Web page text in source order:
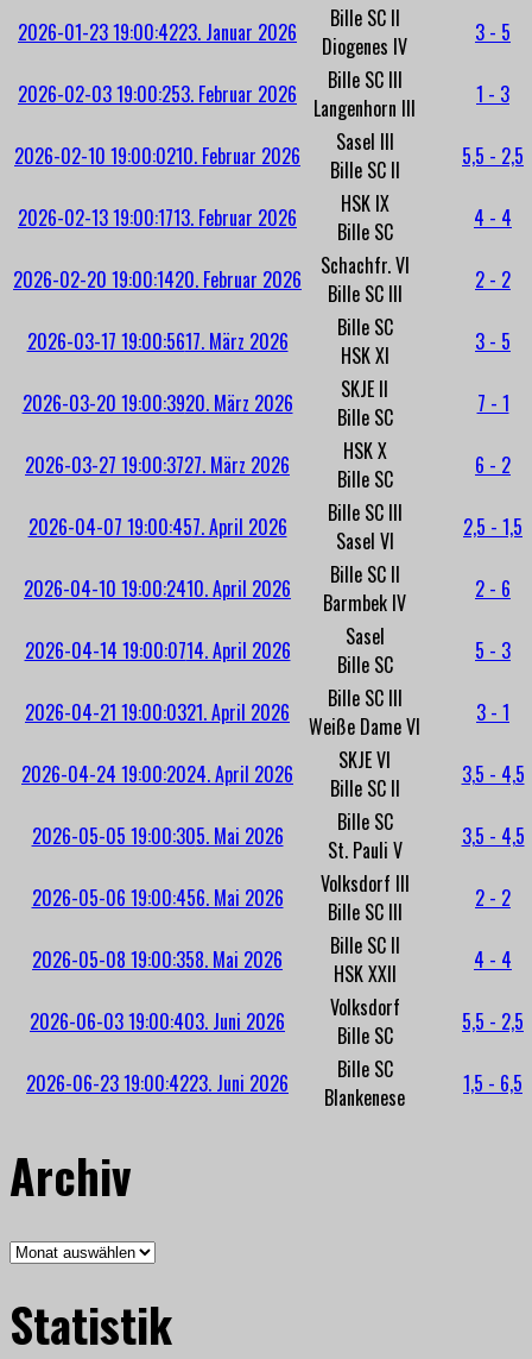
2026-01-23 19:00:4223. Januar 2026
Bille SC II
Diogenes IV
3 - 5
2026-02-03 19:00:253. Februar 2026
Bille SC III
Langenhorn III
1 - 3
2026-02-10 19:00:0210. Februar 2026
Sasel III
Bille SC II
5,5 - 2,5
2026-02-13 19:00:1713. Februar 2026
HSK IX
Bille SC
4 - 4
2026-02-20 19:00:1420. Februar 2026
Schachfr. VI
Bille SC III
2 - 2
2026-03-17 19:00:5617. März 2026
Bille SC
HSK XI
3 - 5
2026-03-20 19:00:3920. März 2026
SKJE II
Bille SC
7 - 1
2026-03-27 19:00:3727. März 2026
HSK X
Bille SC
6 - 2
2026-04-07 19:00:457. April 2026
Bille SC III
Sasel VI
2,5 - 1,5
2026-04-10 19:00:2410. April 2026
Bille SC II
Barmbek IV
2 - 6
2026-04-14 19:00:0714. April 2026
Sasel
Bille SC
5 - 3
2026-04-21 19:00:0321. April 2026
Bille SC III
Weiße Dame VI
3 - 1
2026-04-24 19:00:2024. April 2026
SKJE VI
Bille SC II
3,5 - 4,5
2026-05-05 19:00:305. Mai 2026
Bille SC
St. Pauli V
3,5 - 4,5
2026-05-06 19:00:456. Mai 2026
Volksdorf III
Bille SC III
2 - 2
2026-05-08 19:00:358. Mai 2026
Bille SC II
HSK XXII
4 - 4
2026-06-03 19:00:403. Juni 2026
Volksdorf
Bille SC
5,5 - 2,5
2026-06-23 19:00:4223. Juni 2026
Bille SC
Blankenese
1,5 - 6,5
Archiv
Archiv
Statistik